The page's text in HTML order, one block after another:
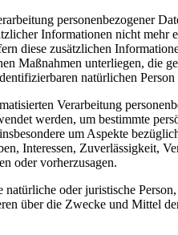
personenbezogener
Informationen nicht mehr
diese zusätzlichen
Maßnahmen unterliegen, die
natürlichen Person
Verarbeitung
werden, um bestimmte
um Aspekte
Interessen, Zuverlässigkeit,
oder vorherzusagen.
oder juristische
über die Zwecke und Mittel